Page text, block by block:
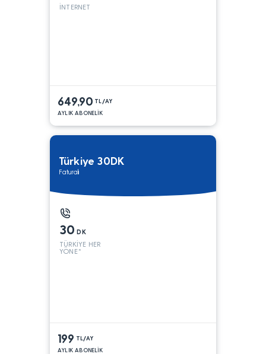
İNTERNET
649,90 TL/AY
AYLIK ABONELİK
Türkiye 30DK
Faturalı
30 DK
TÜRKİYE HER
YÖNE*
199 TL/AY
AYLIK ABONELİK